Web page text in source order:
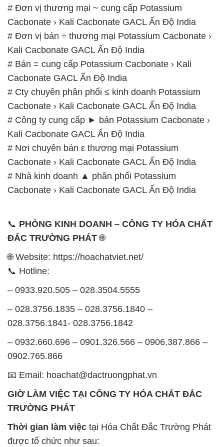
# Đơn vị thương mại ~ cung cấp Potassium
Cacbonate › Kali Cacbonate GACL Ấn Độ India
# Đơn vị bán ÷ thương mại Potassium Cacbonate ›
Kali Cacbonate GACL Ấn Độ India
# Bán = cung cấp Potassium Cacbonate › Kali
Cacbonate GACL Ấn Độ India
# Cty chuyên phân phối ≤ kinh doanh Potassium
Cacbonate › Kali Cacbonate GACL Ấn Độ India
# Công ty cung cấp ► bán Potassium Cacbonate ›
Kali Cacbonate GACL Ấn Độ India
# Nơi chuyên bán ε thương mại Potassium
Cacbonate › Kali Cacbonate GACL Ấn Độ India
# Nhà kinh doanh ▲ phân phối Potassium
Cacbonate › Kali Cacbonate GACL Ấn Độ India
📞 PHÒNG KINH DOANH – CÔNG TY HÓA CHẤT
ĐẮC TRƯỜNG PHÁT🌐
🌐 Website: https://hoachatviet.net/
📞 Hotline:
– 0933.920.505 – 028.3504.5555
– 028.3756.1835 – 028.3756.1840 –
028.3756.1841- 028.3756.1842
– 0932.660.696 – 0901.326.566 – 0906.387.866 –
0902.765.866
📧 Email: hoachat@dactruongphat.vn
GIỜ LÀM VIỆC TẠI CÔNG TY HÓA CHẤT ĐẮC
TRƯỜNG PHÁT
Thời gian làm việc tại Hóa Chất Đắc Trường Phát
được tổ chức như sau: